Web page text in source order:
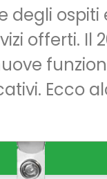
degli ospiti
offerti. Il
Ecco